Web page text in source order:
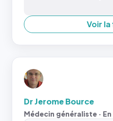
Voir la
Dr Jerome Bource
Médecin généraliste ·